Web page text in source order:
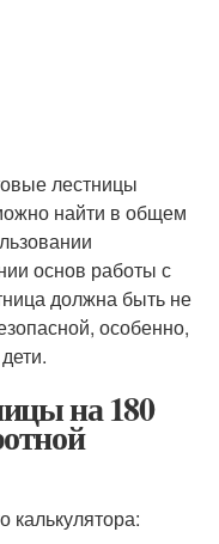
лестницы
найти в общем
основ работы с
должна быть не
особенно,
на 180
калькулятора: